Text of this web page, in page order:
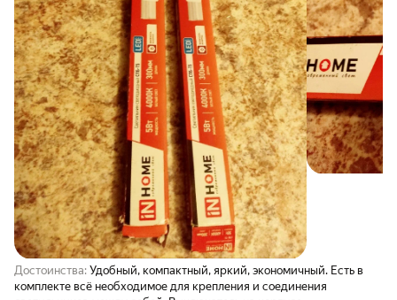
Достоинства: Удобный, компактный, яркий, экономичный. Есть в
комплекте всё необходимое для крепления и соединения